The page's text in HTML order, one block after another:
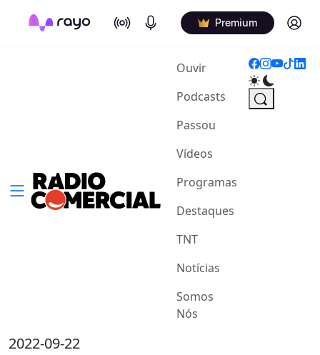
On Air Podcasts Premium Log in
Ouvir(current)
Podcasts
Passou
Vídeos
Programas
Destaques
TNT
Notícias
Somos
Nós
2022-09-22